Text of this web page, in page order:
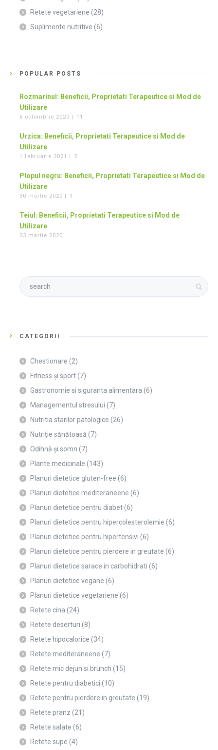
Retete vegetariene (28)
Suplimente nutritive (6)
POPULAR POSTS
Rozmarinul: Beneficii, Proprietati Terapeutice si Mod de
Utilizare
6 octombrie 2020 | 11
Urzica: Beneficii, Proprietati Terapeutice si Mod de
Utilizare
1 februarie 2021 | 2
Plopul negru: Beneficii, Proprietati Terapeutice si Mod de
Utilizare
30 martie 2020 | 1
Teiul: Beneficii, Proprietati Terapeutice si Mod de
Utilizare
23 martie 2020
CATEGORII
Chestionare (2)
Fitness și sport(7)
Gastronomie si siguranta alimentara (6)
Managementul stresului (7)
Nutritia starilor patologice (26)
Nutriție sănătoasă (7)
Odihnă și somn (7)
Plante medicinale (143)
Planuri dietetice gluten-free (6)
Planuri dietetice mediteraneene (6)
Planuri dietetice pentru diabet(6)
Planuri dietetice pentru hipercolesterolemie (6)
Planuri dietetice pentru hipertensivi (6)
Planuri dietetice pentru pierdere in greutate (6)
Planuri dietetice sarace in carbohidrati (6)
Planuri dietetice vegane (6)
Planuri dietetice vegetariene (6)
Retete cina (24)
Retete deserturi (8)
Retete hipocalorice (34)
Retete mediteraneene (7)
Retete mic dejun si brunch (15)
Retete pentru diabetici (10)
Retete pentru pierdere in greutate (19)
Retete pranz (21)
Retete salate (6)
Retete supe (4)